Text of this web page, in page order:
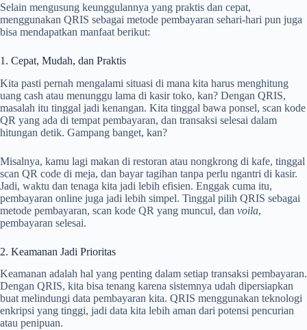
Selain mengusung keunggulannya yang praktis dan cepat,
menggunakan QRIS sebagai metode pembayaran sehari-hari pun juga
bisa mendapatkan manfaat berikut:
1. Cepat, Mudah, dan Praktis
Kita pasti pernah mengalami situasi di mana kita harus menghitung
uang cash atau menunggu lama di kasir toko, kan? Dengan QRIS,
masalah itu tinggal jadi kenangan. Kita tinggal bawa ponsel, scan kode
QR yang ada di tempat pembayaran, dan transaksi selesai dalam
hitungan detik. Gampang banget, kan?
Misalnya, kamu lagi makan di restoran atau nongkrong di kafe, tinggal
scan QR code di meja, dan bayar tagihan tanpa perlu ngantri di kasir.
Jadi, waktu dan tenaga kita jadi lebih efisien. Enggak cuma itu,
pembayaran online juga jadi lebih simpel. Tinggal pilih QRIS sebagai
metode pembayaran, scan kode QR yang muncul, dan voila,
pembayaran selesai.
2. Keamanan Jadi Prioritas
Keamanan adalah hal yang penting dalam setiap transaksi pembayaran.
Dengan QRIS, kita bisa tenang karena sistemnya udah dipersiapkan
buat melindungi data pembayaran kita. QRIS menggunakan teknologi
enkripsi yang tinggi, jadi data kita lebih aman dari potensi pencurian
atau penipuan.